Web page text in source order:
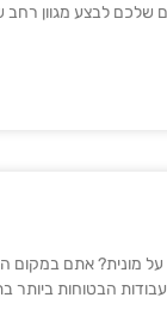
לבצע מגוון רחב
על מונית? אתם במקום
הבטוחות ביותר